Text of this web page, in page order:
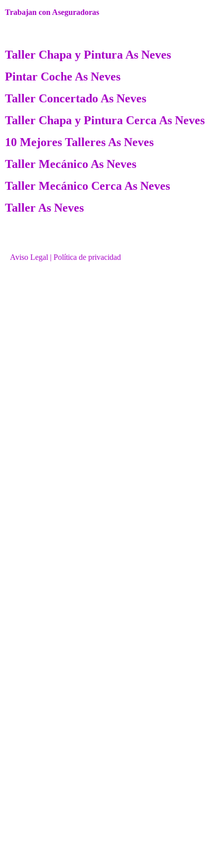
Trabajan con Aseguradoras
Taller Chapa y Pintura As Neves
Pintar Coche As Neves
Taller Concertado As Neves
Taller Chapa y Pintura Cerca As Neves
10 Mejores Talleres As Neves
Taller Mecánico As Neves
Taller Mecánico Cerca As Neves
Taller As Neves
Aviso Legal | Política de privacidad